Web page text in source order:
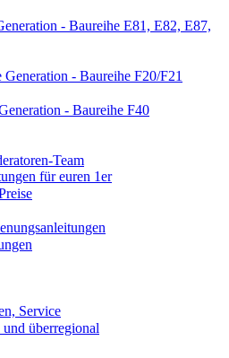
- Baureihe E81, E82, E87,
- Baureihe F20/F21
- Baureihe F40
Team
für euren 1er
Service
überregional